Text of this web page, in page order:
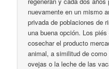
nuevamente en un mismo
privada de poblaciones de
una buena opción. Los
cosechar el producto
animal, a similitud de
ovejas o la leche de las